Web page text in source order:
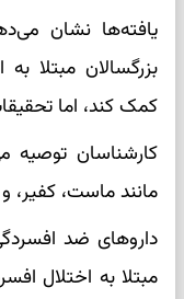
یافته‌ها نشان
بزرگسالان مبتلا
کمک کند، اما
کارشناسان توصیه
مانند ماست، کفیر،
داروهای ضد